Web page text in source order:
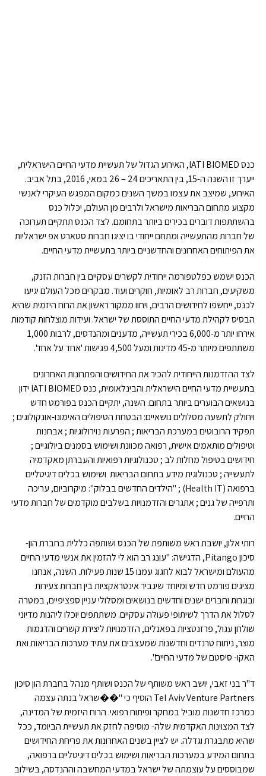
כנס IATI BIOMED, האירוע הגדול של תעשיית מדעי החיים הישראלית,
ייערך זו השנה ה-15, בין התאריכים 24 – 26 במאי, 2016, בתל אביב.
האירוע, שמיצב את עצמו במשך השנים כמקום המפגש העיקרי לאנשי
מקצוע מתחום הבריאות מישראל ולרבים מן העולם, יכלול כנס
בהשתתפות דוברים בכירים ביותר בתחומם. לצד הכנס תתקיים תערוכה
של חברות מהתעשייה ומתחם ייחודי בו יציגו חברות סטארט אפ ישראליות
את הפיתוחים האחרונים והחדשניים ביותר בתעשיית מדעי החיים.
הכנס ישמש כפלטפורמה ייחודית לקשרים עסקיים בין חברות הזנק,
משקיעים, חברות רב לאומיות, חוקרים ועוד. מבקרים מכל העולם יגיעו
לכנס, ייחשפו לחידושים הרבים, ויחוו ממקור ראשון את הרוח היזמית שהיא
הבסיס לקהילת מדעי החיים התוססת של ישראל. ועידות מוצלחות קודמות
אירחו יותר מ-6,000 בכירי תעשייה, מדענים ומהנדסים, לרבות 1,000
משתתפים מיותר מ-45 מדינות ומעל 4,500 פגישות 'אחד על אחד'.
לצד ההזדמנות הייחודית להכיר את החידושים והפתרונות האחרונים
בתעשיית מדעי החיים הישראלית והבינלאומית, כנס IATI BIOMED ידון
בנושאים הבוערים ביותר בתחום. השנה, יתקיים הכנס בפורמט חדש
ויחולק לתשעה מסלולים נושאיים: הבטחת הטיפולים האימונו-אונקולוגים ;
תפקיד הרובוטים במערכת הבריאות ; הפרעות נוירולוגיות ; אבחנות
וטיפולים מותאמים אישית, רפואה מכוונת ושימוש בסמנים ביולוגיים ;
חידושים בטיפול מחלות לב ; טכנולוגיות רפואיות והעברתן מאקדמיה
לתעשייה ; טכנולוגית מידע בתחום הבריאות ושימוש בכלים דיגיטליים
ברפואה (Health IT) ; "הילדים החדשים בבלוק": מיקרוביום, עריכה
ותרפייה של גנים ; אתגרים והזדמנויות בשלבים מוקדמים של חברות מדעי
החיים.
רותי אלון, יושבת ראש משותפת של הכנס ושותפה כללית בחברת הון-
סיכון Pitango, הדגישה: "עונג רב הוא לי להזמין את אנשי מדעי החיים
מהעולם ומישראל לבוא לחגוג עמנו 15 שנות פעילות. השנה, אנחנו
מציגים פורמט חדש ומיוחד שיגביר אינטראקציות בין חברות צעירות
ובוגרות וחברים ישנים וחדשים בנושאים ומסלולי עניין ספציפיים, במטרה
לסלול את הדרך לשיתופי פעולה עסקיים. משתתפים יוכלו ליהנות מדיוני
שולחן עגול, פרזנטציות בפאנלים, הזדמנויות ליצירת קשרים והדגמות
מוצר, ניתוח טרנדים וחדשנות שמעצבים את עתיד מערכות הבריאות ואת
האקו- סיסטם של מדעי החיים".
ד"ר בני זאבי, יושב ראש משותף של הכנס ושותף מנהל בחברת הון סיכון
Tel Aviv Venture Partners הוסיף כי "��שראל בנתה עצמה
כמרכז חדשנות מוביל במחקר ופיתוח רפואי. הרוח היזמית של המדינה,
לצד המצוינות האקדמית שלה- מוסיפה לחזק את תעשיית הביומד, ככל
שהיא מתבגרת וגדלה. יש לציין בשנים האחרונות את פריחת החידושים
בתחום המידע במערכות הבריאות ושימוש בכלים דיגיטליים ברפואה,
שמבוססים על עוצמתה של ישראל במדעי המחשבה וההנדסה, בשילוב